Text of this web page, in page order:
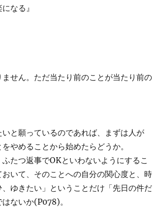
なる』
せん。ただ当たり前のことが当たり前の
と願っているのであれば、まずは人が
やめることから始めたらどうか。
たつ返事でOKといわないようにするこ
いて、そのことへの自分の関心度と、時
ゆきたい」ということだけ「先日の件だ
ないか(P078)。